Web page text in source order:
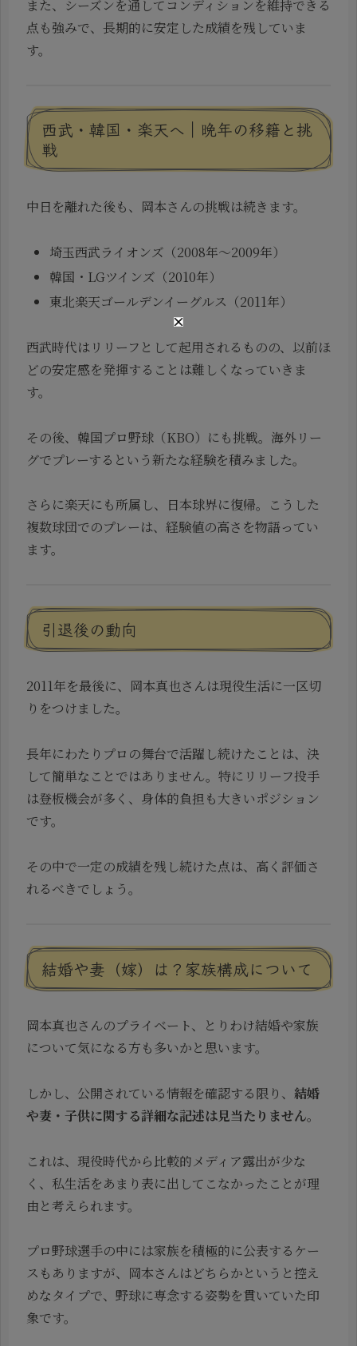
また、シーズンを通してコンディションを維持できる
点も強みで、長期的に安定した成績を残していま
す。
西武・韓国・楽天へ｜晩年の移籍と挑
戦
中日を離れた後も、岡本さんの挑戦は続きます。
埼玉西武ライオンズ（2008年〜2009年）
韓国・LGツインズ（2010年）
東北楽天ゴールデンイーグルス（2011年）
西武時代はリリーフとして起用されるものの、以前ほ
どの安定感を発揮することは難しくなっていきま
す。
その後、韓国プロ野球（KBO）にも挑戦。海外リー
グでプレーするという新たな経験を積みました。
さらに楽天にも所属し、日本球界に復帰。こうした
複数球団でのプレーは、経験値の高さを物語ってい
ます。
引退後の動向
2011年を最後に、岡本真也さんは現役生活に一区切
りをつけました。
長年にわたりプロの舞台で活躍し続けたことは、決
して簡単なことではありません。特にリリーフ投手
は登板機会が多く、身体的負担も大きいポジション
です。
その中で一定の成績を残し続けた点は、高く評価さ
れるべきでしょう。
結婚や妻（嫁）は？家族構成について
岡本真也さんのプライベート、とりわけ結婚や家族
について気になる方も多いかと思います。
しかし、公開されている情報を確認する限り、 結婚
や妻・子供に関する詳細な記述は見当たりません。
これは、現役時代から比較的メディア露出が少な
く、私生活をあまり表に出してこなかったことが理
由と考えられます。
プロ野球選手の中には家族を積極的に公表するケー
スもありますが、岡本さんはどちらかというと控え
めなタイプで、野球に専念する姿勢を貫いていた印
象です。